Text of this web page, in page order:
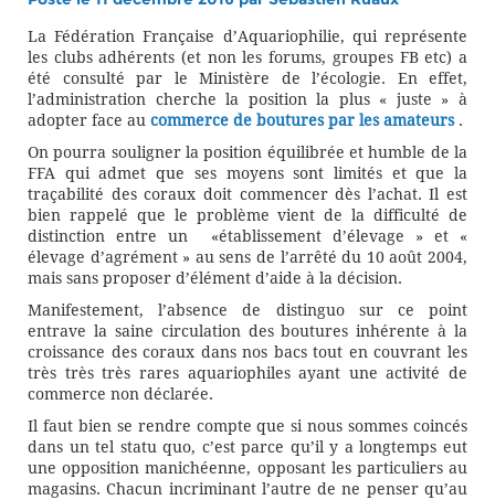
La Fédération Française d’Aquariophilie, qui représente
les clubs adhérents (et non les forums, groupes FB etc) a
été consulté par le Ministère de l’écologie. En effet,
l’administration cherche la position la plus « juste » à
adopter face au commerce de boutures par les amateurs.
On pourra souligner la position équilibrée et humble de la
FFA qui admet que ses moyens sont limités et que la
traçabilité des coraux doit commencer dès l’achat. Il est
bien rappelé que le problème vient de la difficulté de
distinction entre un «établissement d’élevage » et «
élevage d’agrément » au sens de l’arrêté du 10 août 2004,
mais sans proposer d’élément d’aide à la décision.
Manifestement, l’absence de distinguo sur ce point
entrave la saine circulation des boutures inhérente à la
croissance des coraux dans nos bacs tout en couvrant les
très très très rares aquariophiles ayant une activité de
commerce non déclarée.
Il faut bien se rendre compte que si nous sommes coincés
dans un tel statu quo, c’est parce qu’il y a longtemps eut
une opposition manichéenne, opposant les particuliers au
magasins. Chacun incriminant l’autre de ne penser qu’au